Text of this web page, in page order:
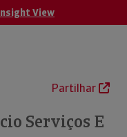
View
Partilhar
Serviços E